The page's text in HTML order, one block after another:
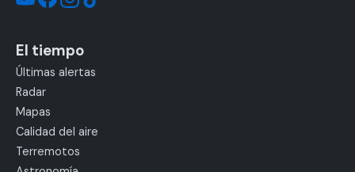
El tiempo
Últimas alertas
Radar
Mapas
Calidad del aire
Terremotos